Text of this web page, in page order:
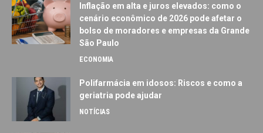
Inflação em alta e juros elevados: como o
cenário econômico de 2026 pode afetar o
bolso de moradores e empresas da Grande
São Paulo
ECONOMIA
Polifarmácia em idosos: Riscos e como a
geriatria pode ajudar
NOTÍCIAS